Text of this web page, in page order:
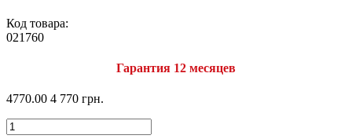
Код товара:
021760
Гарантия 12 месяцев
4770.00 4 770 грн.